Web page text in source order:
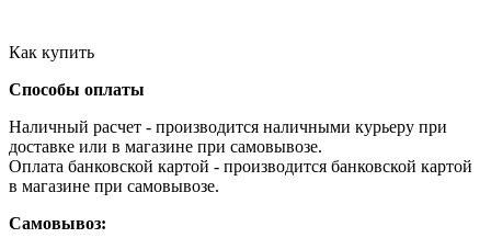
Как купить
Способы оплаты
Наличный расчет - производится наличными курьеру при
доставке или в магазине при самовывозе.
Оплата банковской картой - производится банковской картой
в магазине при самовывозе.
Самовывоз: